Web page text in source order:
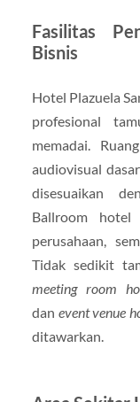
Fasilitas
Bisnis
Hotel Plazuela
profesional
memadai.
audiovisual
disesuaikan
Ballroom
perusahaan,
Tidak sedikit
meeting room
dan event venue
ditawarkan.